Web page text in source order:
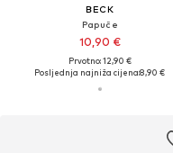
BECK
Papuče
10,90 €
Prvotno: 12,90 €
Posljednja najniža cijena:8,90 €